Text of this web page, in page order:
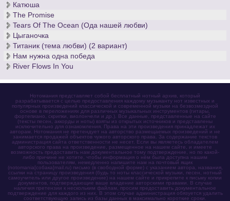
Катюша
The Promise
Tears Of The Ocean (Ода нашей любви)
Цыганочка
Титаник (тема любви) (2 вариант)
Нам нужна одна победа
River Flows In You
Нотомания представляет собой бесплатный нотный архив, который
разрабатывается с целью предоставления каждому музыканту нот известных и
популярных произведений классической и современной музыки на безвозмездной
основе в переложениях для различных музыкальных инструментов (гитары,
фортепиано, скрипки, виолончели и др.). Все данные, представленные на сайте
(тексты песен, аккорды и ноты) взяты из открытых источников и представлены
исключительно для ознакомления. Права на эти произведения принадлежат их
авторам. Нотомания не претендует на авторство размещаемых произведений и не
занимается продажей объектов чужого авторского права. За содержание текстов
администрация сайта ответственности не несет. Если вы являетесь обладателем
авторского права на произведение, размещенное на нашем сайте, и имеете
возможность предоставить нам документальное тому подтверждение, но по какой-
либо причине не хотите, чтобы информация о нём была доступна нашим
пользователям, немедленно напишите нам на почтовый ящик
(notomania[собака]mail.ru) письмо (в свободной форме) с указанием автора, названия,
ссылки на страницу произведения (будь то ноты классической музыки, песен, нотный
самоучитель или другое произведение) на нашем сайте и прикрепите к письму копии
документов, подтверждающие ваше владение авторскими правами. В случае
наличия претензии к нескольким файлам, просим предоставить документальное
подтверждение для каждого из них. В этом случае администрация обязуется удалить
соответствующую запись из базы данных в максимально короткие сроки.